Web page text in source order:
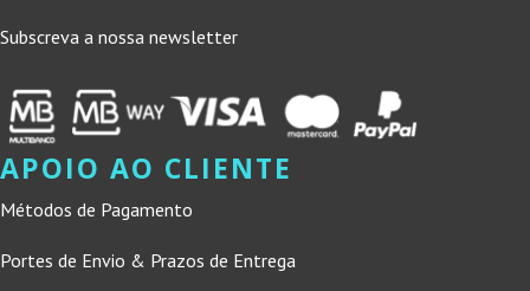
Subscreva a nossa newsletter
APOIO AO CLIENTE
Métodos de Pagamento
Portes de Envio & Prazos de Entrega